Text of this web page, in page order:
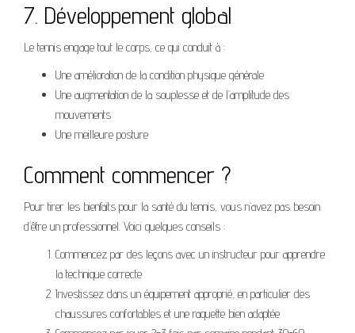
7. Développement global
Le tennis engage tout le corps, ce qui conduit à :
Une amélioration de la condition physique générale
Une augmentation de la souplesse et de l’amplitude des
mouvements
Une meilleure posture
Comment commencer ?
Pour tirer les bienfaits pour la santé du tennis, vous n’avez pas besoin
d’être un professionnel. Voici quelques conseils :
Commencez par des leçons avec un instructeur pour apprendre
la technique correcte
Investissez dans un équipement approprié, en particulier des
chaussures confortables et une raquette bien adaptée